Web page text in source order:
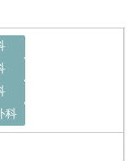
科